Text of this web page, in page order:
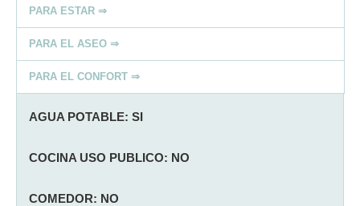
PARA ESTAR ⇒
PARA EL ASEO ⇒
PARA EL CONFORT ⇒
AGUA POTABLE: SI
COCINA USO PUBLICO: NO
COMEDOR: NO